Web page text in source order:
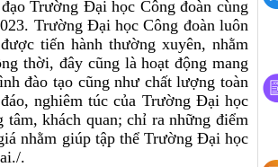
Trường Đại học Công đoàn cùng
Trường Đại học Công đoàn luôn
tiến hành thường xuyên, nhằm
thời, đây cũng là hoạt động mang
đào tạo cũng như chất lượng toàn
nghiêm túc của Trường Đại học
tâm, khách quan; chỉ ra những điểm
nhằm giúp tập thể Trường Đại học
.